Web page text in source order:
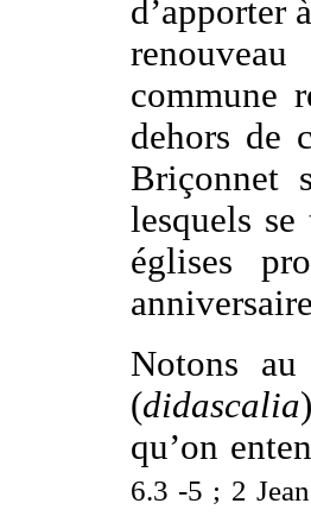
d’apporter
commune
dehors de
Briçonnet
lesquels
églises
Notons
(didascalia
qu’on
6.3 -5 ; 2